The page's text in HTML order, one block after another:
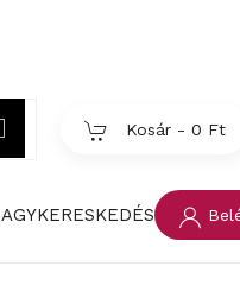
Kosár - 0 Ft